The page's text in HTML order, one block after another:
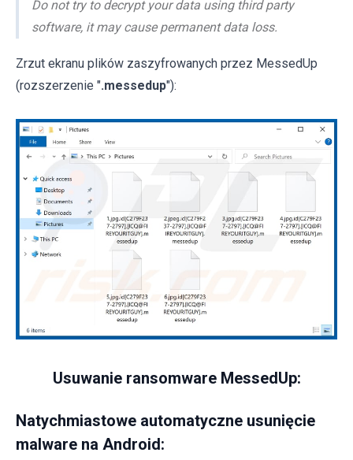
Do not try to decrypt your data using third party
software, it may cause permanent data loss.
Zrzut ekranu plików zaszyfrowanych przez MessedUp
(rozszerzenie ".messedup"):
Usuwanie ransomware MessedUp:
Natychmiastowe automatyczne usunięcie
malware na Android: